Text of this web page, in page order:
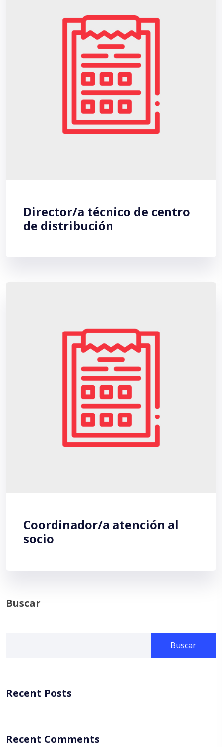
Director/a técnico de centro
de distribución
Coordinador/a atención al
socio
Buscar
Buscar
Recent Posts
Recent Comments